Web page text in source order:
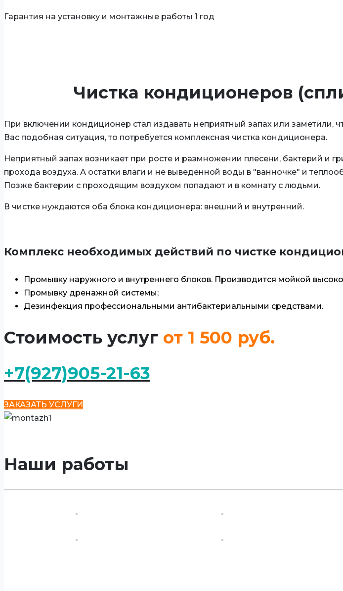
Гарантия на установку и монтажные работы 1 год
Чистка кондиционеров
При включении кондиционер стал издавать неприятный запах или заметили,
Вас подобная ситуация, то потребуется комплексная чистка кондиционера.
Неприятный запах возникает при росте и размножении плесени, бактерий и
прохода воздуха. А остатки влаги и не выведенной воды в "ванночке" и
Позже бактерии с проходящим воздухом попадают и в комнату с людьми.
В чистке нуждаются оба блока кондиционера: внешний и внутренний.
Комплекс необходимых действий по чистке
Промывку наружного и внутреннего блоков. Производится мойкой
Промывку дренажной системы;
Дезинфекция профессиональными антибактериальными средствами.
Стоимость услуг от 1 500 руб.
+7(927)905-21-63
ЗАКАЗАТЬ УСЛУГИ
Наши работы